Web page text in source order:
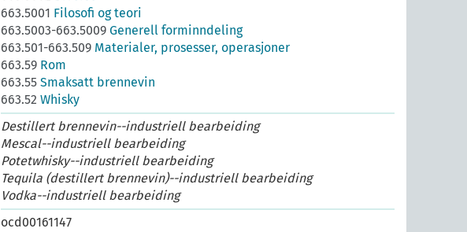
663.5001 Filosofi og teori
663.5003-663.5009 Generell forminndeling
663.501-663.509 Materialer, prosesser, operasjoner
663.59 Rom
663.55 Smaksatt brennevin
663.52 Whisky
Destillert brennevin--industriell bearbeiding
Mescal--industriell bearbeiding
Potetwhisky--industriell bearbeiding
Tequila (destillert brennevin)--industriell bearbeiding
Vodka--industriell bearbeiding
ocd00161147